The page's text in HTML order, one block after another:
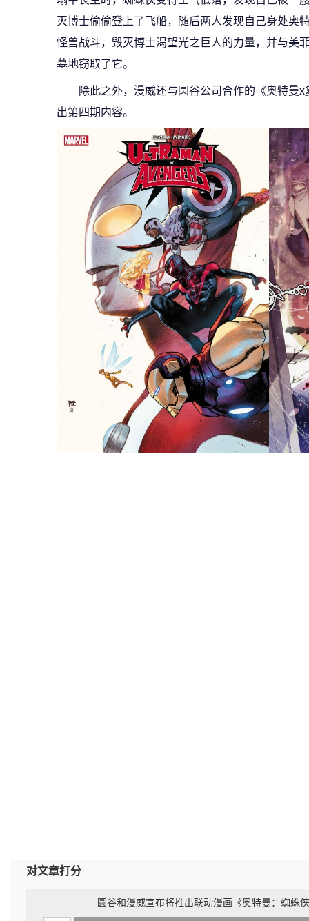
灭博士偷偷登上了飞船，随后两人发现自己身处奥
怪兽战斗，毁灭博士渴望光之巨人的力量，并与美
墓地窃取了它。
除此之外，漫威还与圆谷公司合作的《奥特曼
出第四期内容。
对文章打分
圆谷和漫威宣布将推出联动漫画《奥特曼：蜘蛛